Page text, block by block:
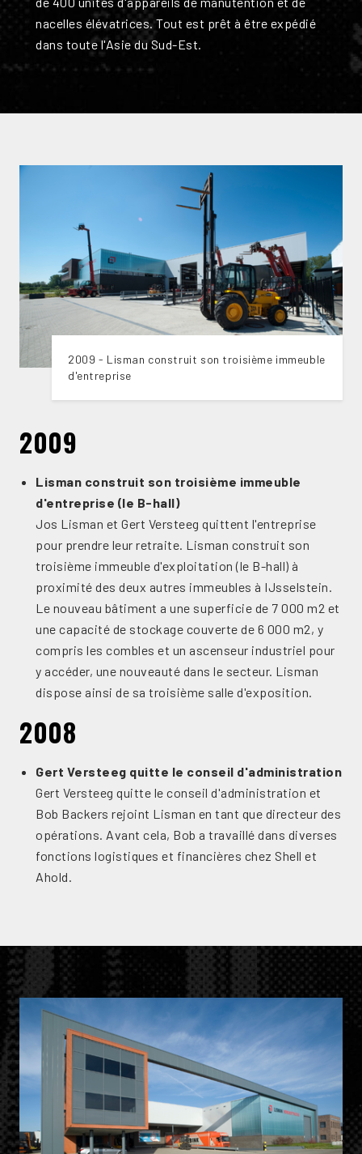
nacelles élévatrices. Tout est prêt à être expédié
dans toute l'Asie du Sud-Est.
2009 - Lisman construit son troisième immeuble
d'entreprise
2009
Lisman construit son troisième immeuble
d'entreprise (le B-hall)
Jos Lisman et Gert Versteeg quittent l'entreprise
pour prendre leur retraite. Lisman construit son
troisième immeuble d'exploitation (le B-hall) à
proximité des deux autres immeubles à IJsselstein.
Le nouveau bâtiment a une superficie de 7 000 m2 et
une capacité de stockage couverte de 6 000 m2, y
compris les combles et un ascenseur industriel pour
y accéder, une nouveauté dans le secteur. Lisman
dispose ainsi de sa troisième salle d'exposition.
2008
Gert Versteeg quitte le conseil d'administration
Gert Versteeg quitte le conseil d'administration et
Bob Backers rejoint Lisman en tant que directeur des
opérations. Avant cela, Bob a travaillé dans diverses
fonctions logistiques et financières chez Shell et
Ahold.